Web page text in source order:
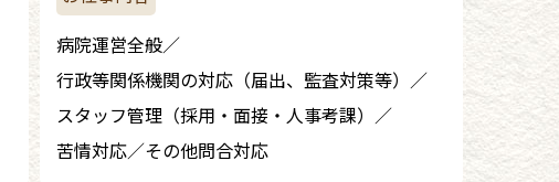
病院運営全般
行政等関係機関の対応（届出、監査対策等）
スタッフ管理（採用・面接・人事考課）
苦情対応
その他問合対応